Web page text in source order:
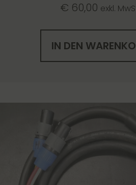
€ 60,00 exkl.
IN DEN